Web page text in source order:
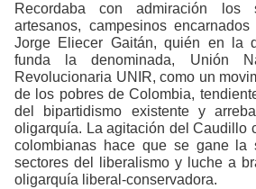
Recordaba con admiración los
artesanos, campesinos
Jorge Eliecer Gaitán, quién en la
funda la denominada, Unión
Revolucionaria UNIR, como un
de los pobres de Colombia,
del bipartidismo existente y
oligarquía. La agitación del Caudillo
colombianas hace que se gane la
sectores del liberalismo y luche a
oligarquía liberal-conservadora.